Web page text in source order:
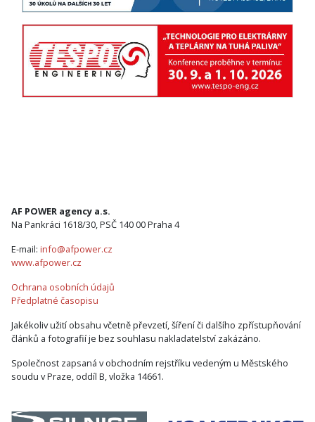
AF POWER agency a.s.
Na Pankráci 1618/30, PSČ 140 00 Praha 4
E-mail: info@afpower.cz
www.afpower.cz
Ochrana osobních údajů
Předplatné časopisu
Jakékoliv užití obsahu včetně převzetí, šíření či dalšího zpřístupňování
článků a fotografií je bez souhlasu nakladatelství zakázáno.
Společnost zapsaná v obchodním rejstříku vedeným u Městského
soudu v Praze, oddíl B, vložka 14661.